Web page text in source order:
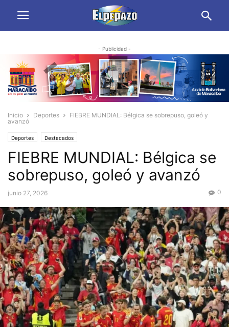
- Publicidad -
Inicio Deportes
FIEBRE MUNDIAL: Bélgica se sobrepuso, goleó y
avanzó
Deportes Destacados
FIEBRE MUNDIAL: Bélgica se
sobrepuso, goleó y avanzó
junio 27, 2026 0